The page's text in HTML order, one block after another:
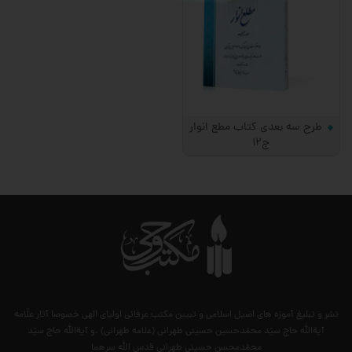
طرح سه بعدی کتاب مطع انوار
ج12
نشر و تبلیغ آموزه های اصیل اسلامی و تبیین مکتب عرفانی اولیای الهی خصوصا آثار علّامه
آیةالله حاج سیّد محمّدحسین حسینی طهرانی (علامه طهرانی) .و آیةالله حاج سیّد
محمّدمحسن حسینی طهرانی قدس الله سرهما